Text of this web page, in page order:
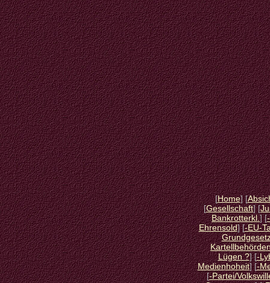
[Home] [
[Gesellschaft] [
Bankrotterkl.] [
Ehrensold] [-EU-
Lügen ?] [-
Medienhoheit] [-
[-Partei/